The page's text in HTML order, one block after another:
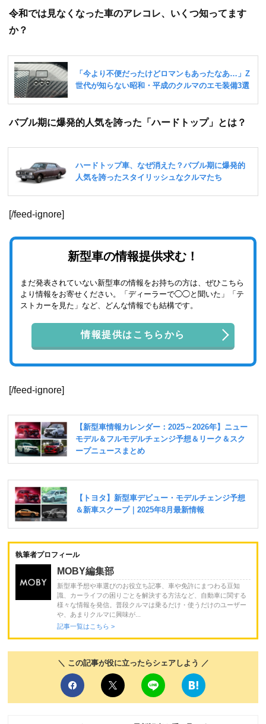
令和では見なくなった車のアレコレ、いくつ知ってます
か？
バブル期に爆発的人気を誇った「ハードトップ」とは？
[/feed-ignore]
新型車の情報提供求む！
まだ発表されていない新型車の情報をお持ちの方は、ぜひこちら
より情報をお寄せください。「ディーラーで◯◯と聞いた」「テ
ストカーを見た」など、どんな情報でも結構です。
情報提供はこちらから
[/feed-ignore]
執筆者プロフィール
MOBY編集部
新型車予想や車選びのお役立ち記事、車や免許にまつわる豆知
識、カーライフの困りごとを解決する方法など、自動車に関する
様々な情報を発信。普段クルマは乗るだけ・使うだけのユーザー
や、あまりクルマに興味が...
記事一覧はこちら >
＼ この記事が役に立ったらシェアしよう ／